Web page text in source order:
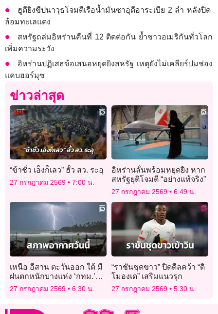
ฮูตียิงขีปนาวุธโจมตีเรือน้ำมันซาอุดีอาระเบีย 2 ลำ หลังปิด
ล้อมทะเลแดง
สหรัฐถล่มอิหร่านคืนที่ 12 ติดต่อกัน ย้ำชาวอเมริกันทั่วโลก
เพิ่มความระวัง
อิหร่านปฏิเสธข้อเสนอหยุดยิงสหรัฐ เหตุยังไม่เคลียร์ปมช่อง
แคบฮอร์มุซ
ข่าวล่าสุด
“ข้าชั่ว เอ็งก็เลว” ฮั้ว สว. ระอุ
27 กรกฎาคม 2569 7:00 น.
อิหร่านลั่นพร้อมหยุดยิง หาก
สหรัฐยุติโจมตี “อย่างแท้จริง”
27 กรกฎาคม 2569 6:49 น.
เหนือ อีสาน ตะวันออก ใต้ มี
ฝนตกหนักบางแห่ง ‘กทม.’
ฝนฟ้าคะนอง ร้อยละ 40 ของ
27 กรกฎาคม 2569 6:30 น.
“ราชันชุดขาว” ปิดดีลคว้า “ดิ
โมองเด” เสริมแนวรุก
27 กรกฎาคม 2569 5:30 น.